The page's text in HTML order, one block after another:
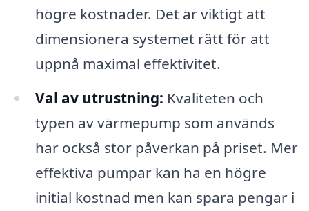
högre kostnader. Det är viktigt att
dimensionera systemet rätt för att
uppnå maximal effektivitet.
Val av utrustning: Kvaliteten och
typen av värmepump som används
har också stor påverkan på priset. Mer
effektiva pumpar kan ha en högre
initial kostnad men kan spara pengar i